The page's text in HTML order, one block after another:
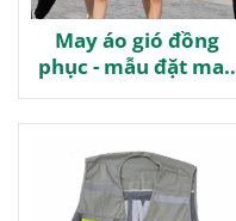
May áo gió đồng
phục - mẫu đặt may
giá tốt